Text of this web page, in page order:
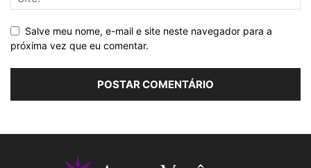
Salve meu nome, e-mail e site neste navegador para a
próxima vez que eu comentar.